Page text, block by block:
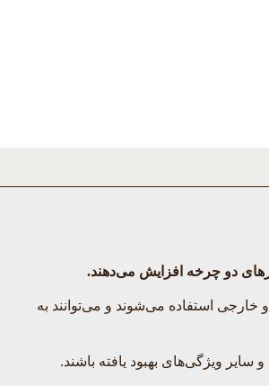
دو چرخه افزایش می‌دهند.
و خارجی استفاده می‌شوند و می‌توانند به